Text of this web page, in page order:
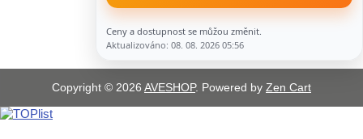
Ceny a dostupnost se můžou změnit.
Aktualizováno: 08. 08. 2026 05:56
Copyright © 2026 AVESHOP. Powered by Zen Cart